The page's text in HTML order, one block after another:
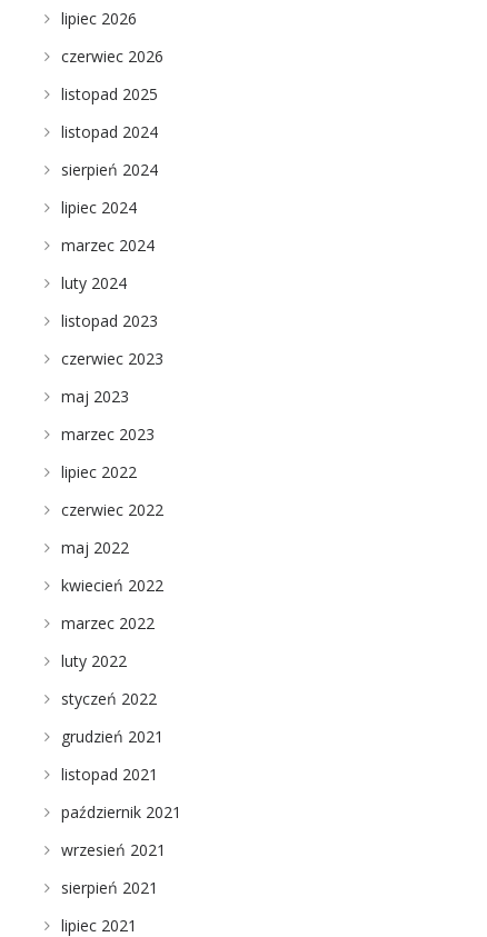
lipiec 2026
czerwiec 2026
listopad 2025
listopad 2024
sierpień 2024
lipiec 2024
marzec 2024
luty 2024
listopad 2023
czerwiec 2023
maj 2023
marzec 2023
lipiec 2022
czerwiec 2022
maj 2022
kwiecień 2022
marzec 2022
luty 2022
styczeń 2022
grudzień 2021
listopad 2021
październik 2021
wrzesień 2021
sierpień 2021
lipiec 2021